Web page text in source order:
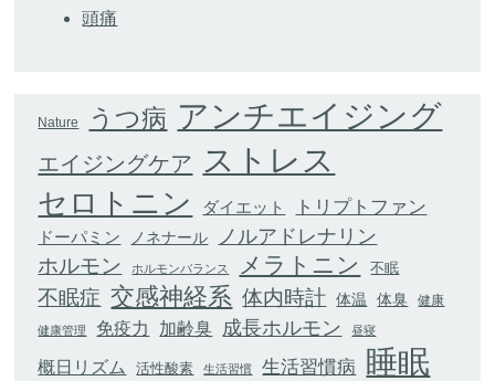
頭痛
Nature うつ病 アンチエイジング
エイジングケア ストレス
セロトニン ダイエット トリプトファン
ドーパミン ノネナール ノルアドレナリン
ホルモン ホルモンバランス メラトニン 不眠
不眠症 交感神経系 体内時計 体温 体臭 健康
健康管理 免疫力 加齢臭 成長ホルモン 昼寝
概日リズム 活性酸素 生活習慣 生活習慣病 睡眠